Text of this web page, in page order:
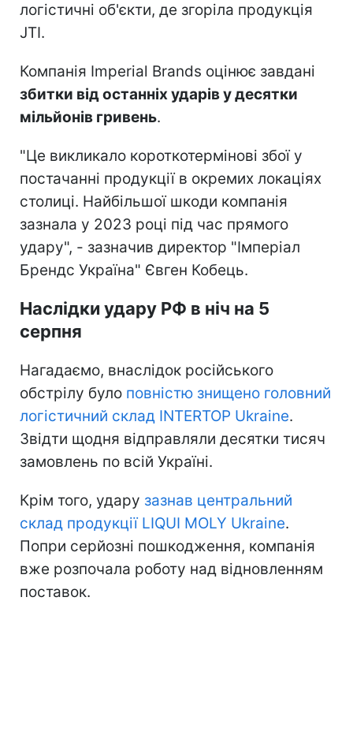
логістичні об'єкти, де згоріла продукція
JTI.
Компанія Imperial Brands оцінює завдані
збитки від останніх ударів у десятки
мільйонів гривень.
"Це викликало короткотермінові збої у
постачанні продукції в окремих локаціях
столиці. Найбільшої шкоди компанія
зазнала у 2023 році під час прямого
удару", - зазначив директор "Імперіал
Брендс Україна" Євген Кобець.
Наслідки удару РФ в ніч на 5
серпня
Нагадаємо, внаслідок російського
обстрілу було повністю знищено головний
логістичний склад INTERTOP Ukraine.
Звідти щодня відправляли десятки тисяч
замовлень по всій Україні.
Крім того, удару зазнав центральний
склад продукції LIQUI MOLY Ukraine.
Попри серйозні пошкодження, компанія
вже розпочала роботу над відновленням
поставок.